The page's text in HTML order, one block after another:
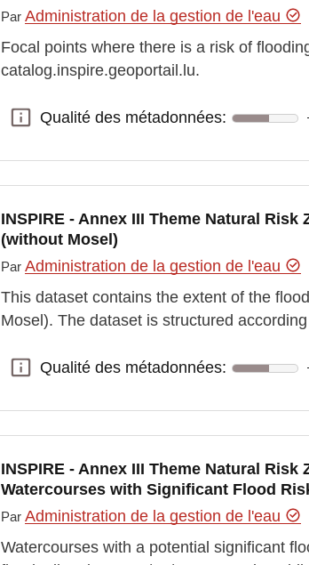
ParAdministration de la gestion de l'eau
Focal points where there is a risk of
catalog.inspire.geoportail.lu.
Qualité des métadonnées:
Qualité des métadonnées:
INSPIRE - Annex III Theme Natural
(without Mosel)
ParAdministration de la gestion de l'eau
This dataset contains the extent of the
Mosel). The dataset is structured
Qualité des métadonnées:
Qualité des métadonnées:
INSPIRE - Annex III Theme Natural
Watercourses with Significant Flood
ParAdministration de la gestion de l'eau
Watercourses with a potential significant